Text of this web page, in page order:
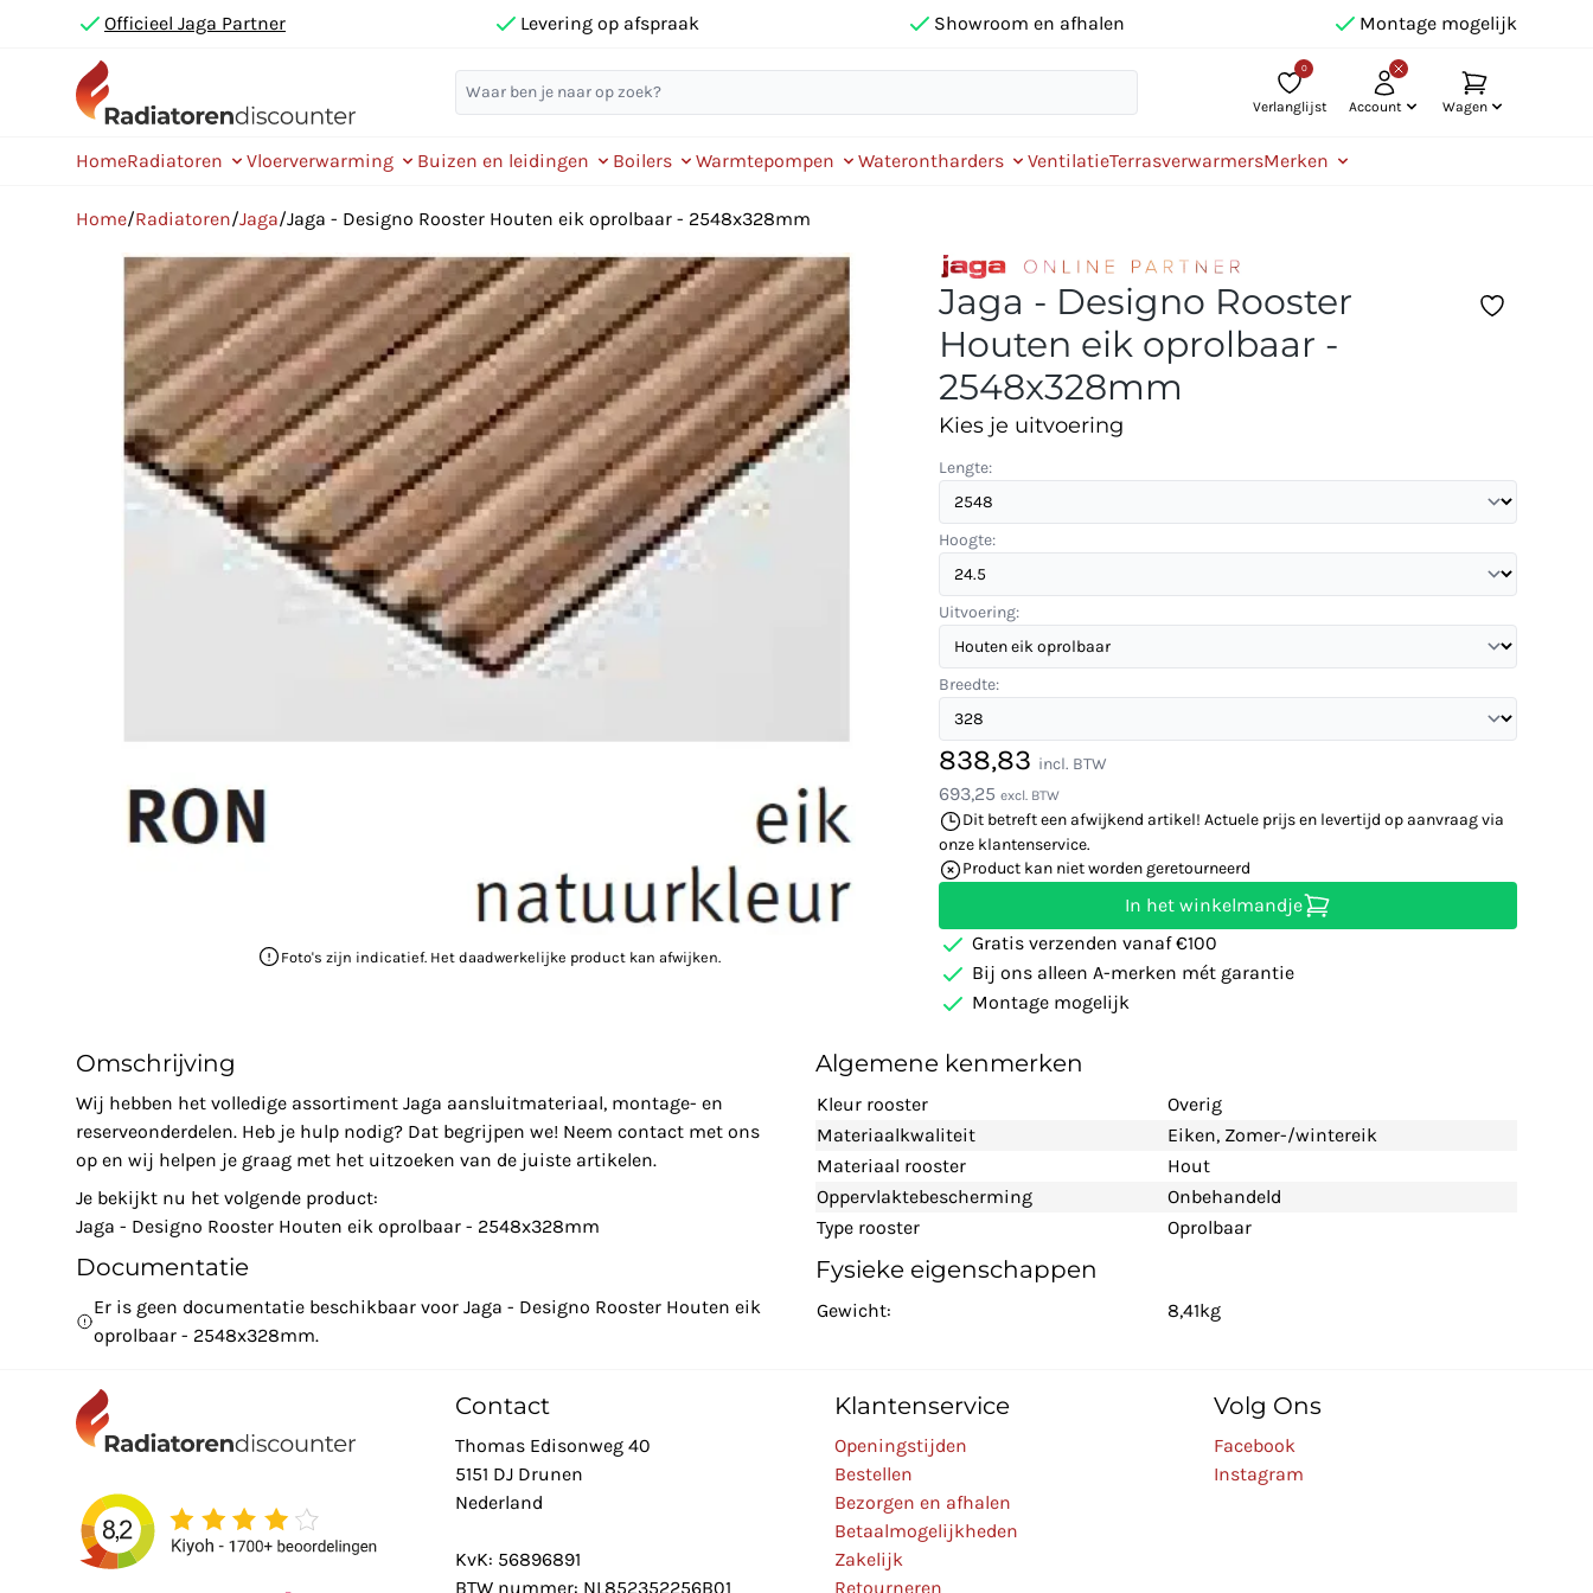
Officieel Jaga Partner Levering op afspraak Showroom en afhalen Montage mogelijk
0
Verlanglijst Account Wagen
HomeRadiatoren Vloerverwarming Buizen en leidingen Boilers Warmtepompen Waterontharders VentilatieTerrasverwarmersMerken
Home/Radiatoren/Jaga/Jaga - Designo Rooster Houten eik oprolbaar - 2548x328mm
Foto's zijn indicatief. Het daadwerkelijke product kan afwijken.
Jaga - Designo Rooster
Houten eik oprolbaar -
2548x328mm
Kies je uitvoering
Lengte:
Hoogte:
Uitvoering:
Breedte:
838,83 incl. BTW
693,25 excl. BTW
Dit betreft een afwijkend artikel! Actuele prijs en levertijd op aanvraag via
onze klantenservice.
Product kan niet worden geretourneerd
In het winkelmandje
Gratis verzenden vanaf €100
Bij ons alleen A-merken mét garantie
Montage mogelijk
Omschrijving
Wij hebben het volledige assortiment Jaga aansluitmateriaal, montage- en
reserveonderdelen. Heb je hulp nodig? Dat begrijpen we! Neem contact met ons
op en wij helpen je graag met het uitzoeken van de juiste artikelen.
Je bekijkt nu het volgende product:
Jaga - Designo Rooster Houten eik oprolbaar - 2548x328mm
Documentatie
Er is geen documentatie beschikbaar voor Jaga - Designo Rooster Houten eik
oprolbaar - 2548x328mm.
Algemene kenmerken
Kleur rooster
Overig
Materiaalkwaliteit
Eiken, Zomer-/wintereik
Materiaal rooster
Hout
Oppervlaktebescherming
Onbehandeld
Type rooster
Oprolbaar
Fysieke eigenschappen
Gewicht: 8,41kg
Contact
Thomas Edisonweg 40
5151 DJ Drunen
Nederland
KvK: 56896891
BTW nummer: NL852352256B01
Klantenservice
Openingstijden
Bestellen
Bezorgen en afhalen
Betaalmogelijkheden
Zakelijk
Retourneren
Volg Ons
Facebook
Instagram